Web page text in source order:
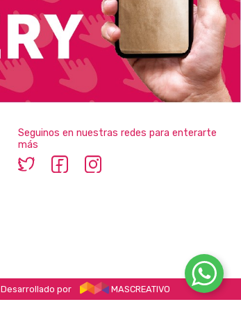
Seguinos en nuestras redes para enterarte
más
Desarrollado por MASCREATIVO